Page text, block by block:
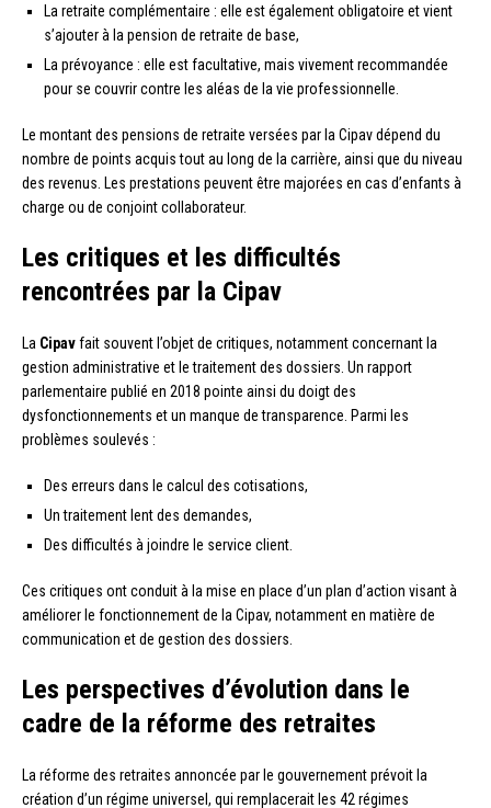
La retraite complémentaire : elle est également obligatoire et vient
s’ajouter à la pension de retraite de base,
La prévoyance : elle est facultative, mais vivement recommandée
pour se couvrir contre les aléas de la vie professionnelle.
Le montant des pensions de retraite versées par la Cipav dépend du
nombre de points acquis tout au long de la carrière, ainsi que du niveau
des revenus. Les prestations peuvent être majorées en cas d’enfants à
charge ou de conjoint collaborateur.
Les critiques et les difficultés
rencontrées par la Cipav
La Cipavfait souvent l’objet de critiques, notamment concernant la
gestion administrative et le traitement des dossiers. Un rapport
parlementaire publié en 2018 pointe ainsi du doigt des
dysfonctionnements et un manque de transparence. Parmi les
problèmes soulevés :
Des erreurs dans le calcul des cotisations,
Un traitement lent des demandes,
Des difficultés à joindre le service client.
Ces critiques ont conduit à la mise en place d’un plan d’action visant à
améliorer le fonctionnement de la Cipav, notamment en matière de
communication et de gestion des dossiers.
Les perspectives d’évolution dans le
cadre de la réforme des retraites
La réforme des retraites annoncée par le gouvernement prévoit la
création d’un régime universel, qui remplacerait les 42 régimes